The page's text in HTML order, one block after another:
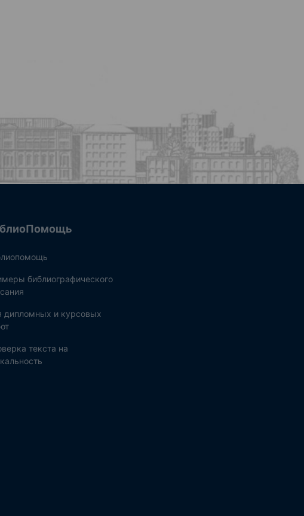
библиографического
дипломных и курсовых
текста на